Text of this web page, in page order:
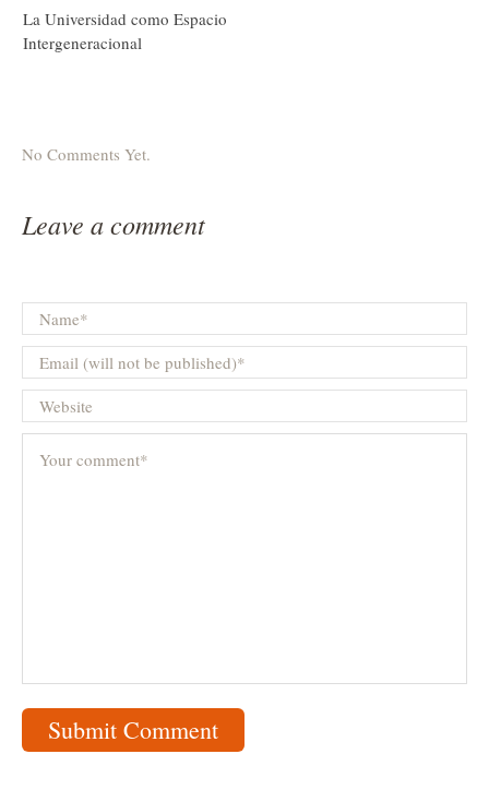
La Universidad como Espacio
Intergeneracional
No Comments Yet.
Leave a comment